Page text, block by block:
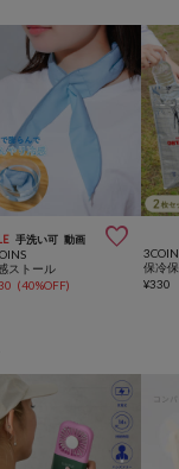
手洗い可 動画 
ストール
(40%OFF) ¥330